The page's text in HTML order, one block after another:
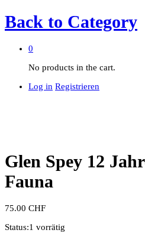
Back to Category
0
No products in the cart.
Log in Registrieren
Glen Spey 12
Fauna
75.00 CHF
Status:1 vorrätig